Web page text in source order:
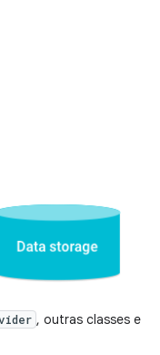
, outras classes e